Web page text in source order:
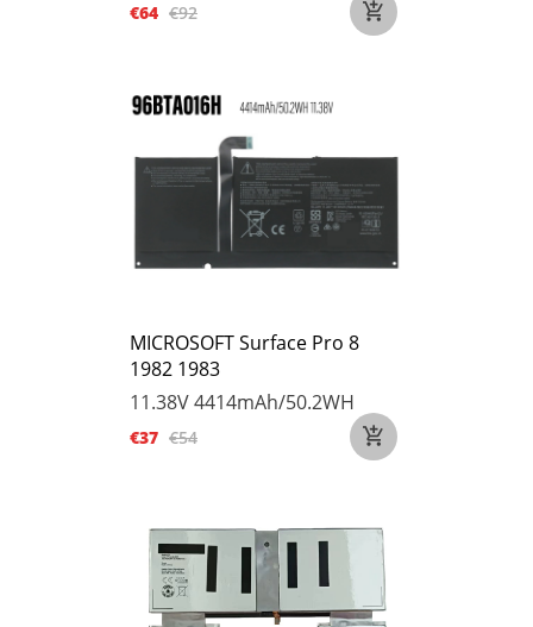
€64 €92
MICROSOFT Surface Pro 8
1982 1983
11.38V4414mAh/50.2WH
€37 €54